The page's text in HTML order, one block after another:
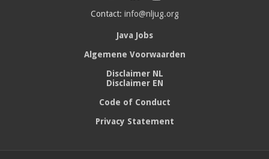
Contact: info@nljug.org
Java Jobs
Algemene Voorwaarden
Disclaimer NL
Disclaimer EN
Code of Conduct
Privacy Statement